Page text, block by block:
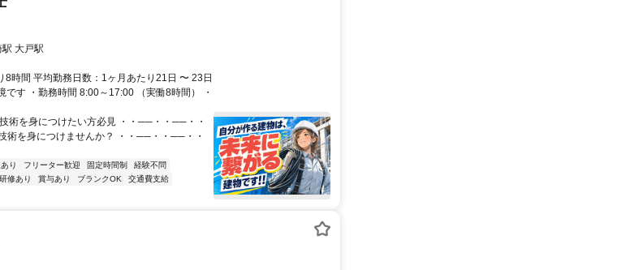
大戸駅
時間 平均勤務日数：1ヶ月あたり21日 〜 23日
です ・勤務時間 8:00～17:00 （実働8時間） ・
術を身につけたい方必見 ・・──・・──・・
術を身につけませんか？ ・・──・・──・・
り フリーター歓迎 固定時間制
経験不問
研修あり 賞与あり ブランクOK
交通費支給